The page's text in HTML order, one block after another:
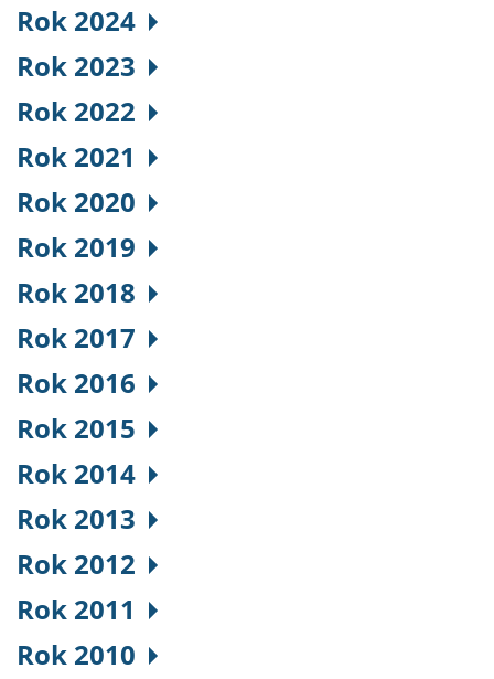
Rok 2024
Rok 2023
Rok 2022
Rok 2021
Rok 2020
Rok 2019
Rok 2018
Rok 2017
Rok 2016
Rok 2015
Rok 2014
Rok 2013
Rok 2012
Rok 2011
Rok 2010